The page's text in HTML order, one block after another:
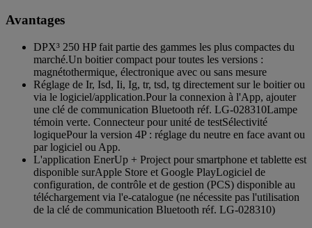
Avantages
DPX³ 250 HP fait partie des gammes les plus compactes du
marché.Un boitier compact pour toutes les versions :
magnétothermique, électronique avec ou sans mesure
Réglage de Ir, Isd, Ii, Ig, tr, tsd, tg directement sur le boitier ou
via le logiciel/application.Pour la connexion à l'App, ajouter
une clé de communication Bluetooth réf. LG-028310Lampe
témoin verte. Connecteur pour unité de testSélectivité
logiquePour la version 4P : réglage du neutre en face avant ou
par logiciel ou App.
L'application EnerUp + Project pour smartphone et tablette est
disponible surApple Store et Google PlayLogiciel de
configuration, de contrôle et de gestion (PCS) disponible au
téléchargement via l'e-catalogue (ne nécessite pas l'utilisation
de la clé de communication Bluetooth réf. LG-028310)